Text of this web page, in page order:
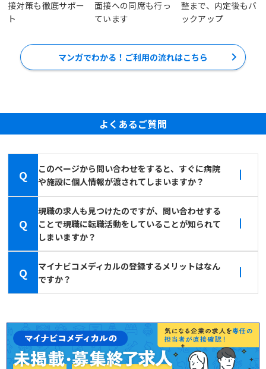
接対策も徹底サポー
ト
面接への同席も行っ
ています
整まで、内定後もバ
ックアップ
マンガでわかる！ご利用の流れはこちら
よくあるご質問
Q
このページから問い合わせをすると、すぐに病院
や施設に個人情報が渡されてしまいますか？
Q
現職の求人も見つけたのですが、問い合わせする
ことで現職に転職活動をしていることが知られて
しまいますか？
Q
マイナビコメディカルの登録するメリットはなん
ですか？